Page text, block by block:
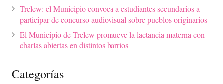
Trelew: el Municipio convoca a estudiantes secundarios a
participar de concurso audiovisual sobre pueblos originarios
El Municipio de Trelew promueve la lactancia materna con
charlas abiertas en distintos barrios
Categorías